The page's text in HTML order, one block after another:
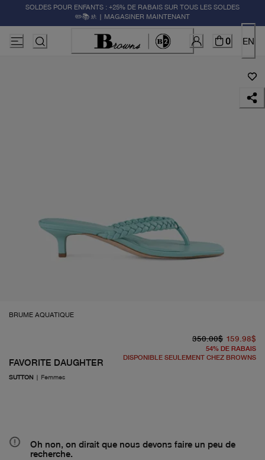
SOLDES POUR ENFANTS : +25% DE RABAIS SUR TOUS LES SOLDES
✏️📚🚸 | MAGASINER MAINTENANT
0 EN
BRUME AQUATIQUE
FAVORITE DAUGHTER
SUTTON | Femmes
350.00$ 159.98$
54% DE RABAIS
À
DISPONIBLE SEULEMENT CHEZ BROWNS
Oh non, on dirait que nous devons faire un peu de
recherche.